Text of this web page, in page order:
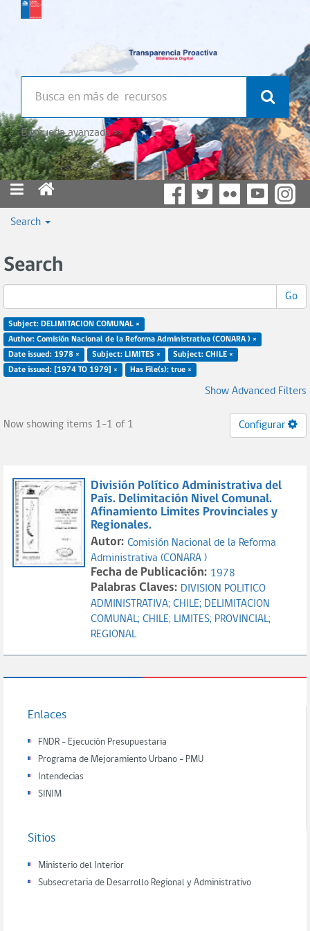
Búsqueda avanzada >>
Search
Search
Go
Subject: DELIMITACION COMUNAL ×
Author: Comisión Nacional de la Reforma Administrativa (CONARA ) ×
Date issued: 1978 ×
Subject: LIMITES ×
Subject: CHILE ×
Date issued: [1974 TO 1979] ×
Has File(s): true ×
Show Advanced Filters
Now showing items 1-1 of 1 Configurar
División Político Administrativa del
País. Delimitación Nivel Comunal.
Afinamiento Limites Provinciales y
Regionales.
Autor: Comisión Nacional de la Reforma
Administrativa (CONARA )
Fecha de Publicación: 1978
Palabras Claves: DIVISION POLITICO
ADMINISTRATIVA; CHILE; DELIMITACION
COMUNAL; CHILE; LIMITES; PROVINCIAL;
REGIONAL
Enlaces
FNDR - Ejecución Presupuestaria
Programa de Mejoramiento Urbano - PMU
Intendecias
SINIM
Sitios
Ministerio del Interior
Subsecretaria de Desarrollo Regional y Administrativo